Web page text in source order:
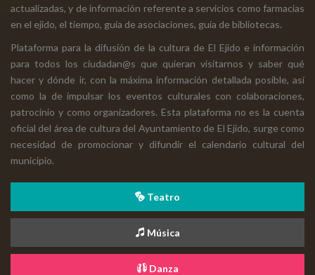
actualizadas, y de información referente a servicios como farmacias
en el ejido, el tiempo, guía de asociaciones, guía de bibliotecas.
Plataforma para la difusión de la cultura de El Ejido e información
para todos los ciudadan@s que quieran visitarnos y saber qué
hacer y dónde ir, con la máxima información detallada posible, así
como la de impulsar los eventos culturales con colaboraciones,
patrocinio y como organizadores. Esta plataforma no es la cuenta
oficial del área de cultura del Ayuntamiento de El Ejido, surge como
necesidad de promocionar y difundir el calendario cultural del
municipio.
Teatro
Música
Danza